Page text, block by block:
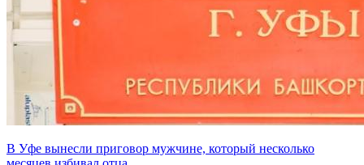
В Уфе вынесли приговор мужчине, который несколько